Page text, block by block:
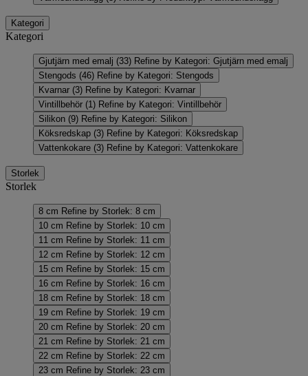
Kategori
Kategori
Gjutjärn med emalj (33) Refine by Kategori: Gjutjärn med emalj
Stengods (46) Refine by Kategori: Stengods
Kvarnar (3) Refine by Kategori: Kvarnar
Vintillbehör (1) Refine by Kategori: Vintillbehör
Silikon (9) Refine by Kategori: Silikon
Köksredskap (3) Refine by Kategori: Köksredskap
Vattenkokare (3) Refine by Kategori: Vattenkokare
Storlek
Storlek
8 cm Refine by Storlek: 8 cm
10 cm Refine by Storlek: 10 cm
11 cm Refine by Storlek: 11 cm
12 cm Refine by Storlek: 12 cm
15 cm Refine by Storlek: 15 cm
16 cm Refine by Storlek: 16 cm
18 cm Refine by Storlek: 18 cm
19 cm Refine by Storlek: 19 cm
20 cm Refine by Storlek: 20 cm
21 cm Refine by Storlek: 21 cm
22 cm Refine by Storlek: 22 cm
23 cm Refine by Storlek: 23 cm